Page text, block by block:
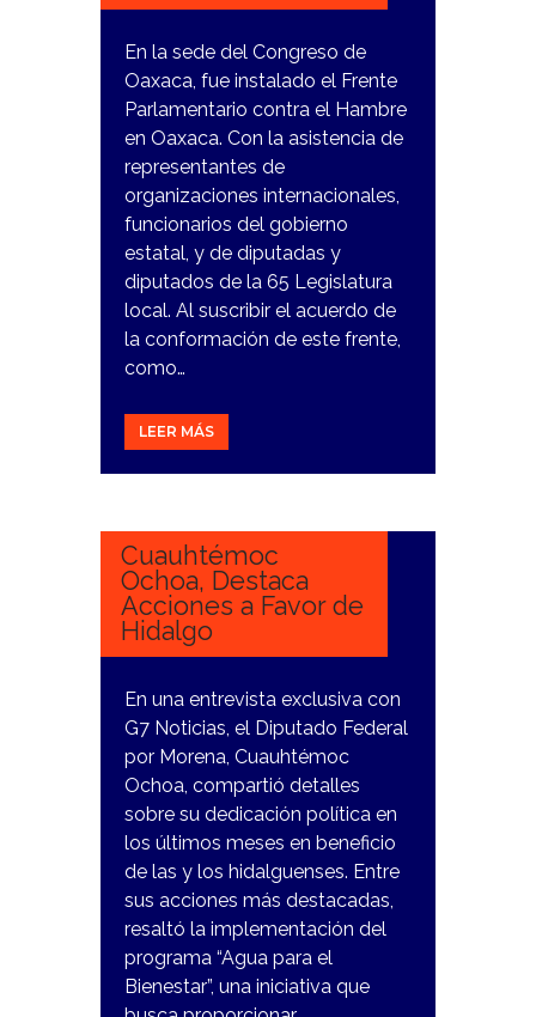
En la sede del Congreso de
Oaxaca, fue instalado el Frente
Parlamentario contra el Hambre
en Oaxaca. Con la asistencia de
representantes de
organizaciones internacionales,
funcionarios del gobierno
estatal, y de diputadas y
diputados de la 65 Legislatura
local. Al suscribir el acuerdo de
la conformación de este frente,
como…
LEER MÁS
24
Cuauhtémoc
Ochoa, Destaca
Acciones a Favor de
Hidalgo
En una entrevista exclusiva con
G7 Noticias, el Diputado Federal
por Morena, Cuauhtémoc
Ochoa, compartió detalles
sobre su dedicación política en
los últimos meses en beneficio
de las y los hidalguenses. Entre
sus acciones más destacadas,
resaltó la implementación del
programa “Agua para el
Bienestar”, una iniciativa que